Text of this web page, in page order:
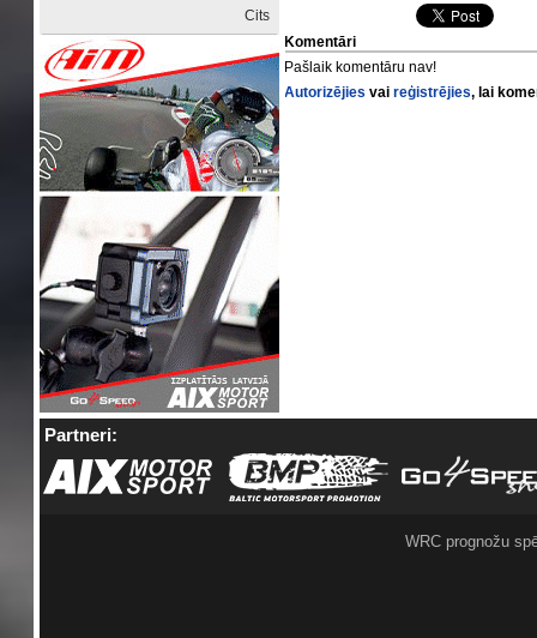
Cits
Komentāri
Pašlaik komentāru nav!
Autorizējies vaireģistrējies, lai
Partneri:
WRC prognožu